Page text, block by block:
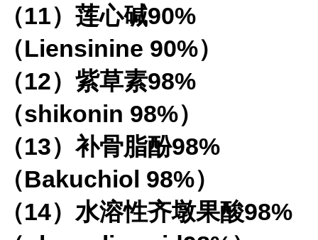
（11）莲心碱90%
（Liensinine 90%）
（12）紫草素98%
（shikonin 98%）
（13）补骨脂酚98%
（Bakuchiol 98%）
（14）水溶性齐墩果酸98%